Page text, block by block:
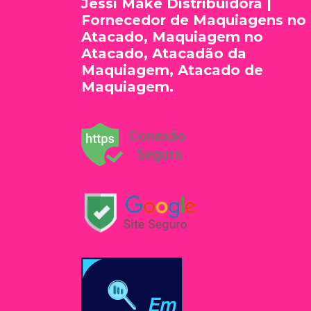
Jessi Make Distribuidora |
Fornecedor de Maquiagens no
Atacado, Maquiagem no
Atacado, Atacadão da
Maquiagem, Atacado de
Maquiagem.